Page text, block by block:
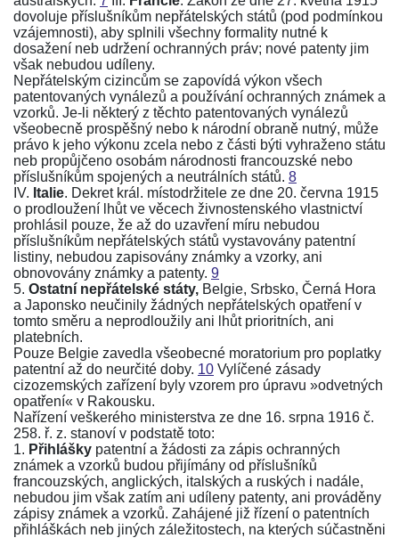
dovoluje příslušníkům nepřátelských států (pod podmínkou
vzájemnosti), aby splnili všechny formality nutné k
dosažení neb udržení ochranných práv; nové patenty jim
však nebudou udíleny.
Nepřátelským cizincům se zapovídá výkon všech
patentovaných vynálezů a používání ochranných známek a
vzorků. Je-li některý z těchto patentovaných vynálezů
všeobecně prospěšný nebo k národní obraně nutný, může
právo k jeho výkonu zcela nebo z části býti vyhraženo státu
neb propůjčeno osobám národnosti francouzské nebo
příslušníkům spojených a neutrálních států. 8
IV. Italie. Dekret král. místodržitele ze dne 20. června 1915
o prodloužení lhůt ve věcech živnostenského vlastnictví
prohlásil pouze, že až do uzavření míru nebudou
příslušníkům nepřátelských států vystavovány patentní
listiny, nebudou zapisovány známky a vzorky, ani
obnovovány známky a patenty. 9
5. Ostatní nepřátelské státy, Belgie, Srbsko, Černá Hora
a Japonsko neučinily žádných nepřátelských opatření v
tomto směru a neprodloužily ani lhůt prioritních, ani
platebních.
Pouze Belgie zavedla všeobecné moratorium pro poplatky
patentní až do neurčité doby. 10 Vylíčené zásady
cizozemských zařízení byly vzorem pro úpravu »odvetných
opatření« v Rakousku.
Nařízení veškerého ministerstva ze dne 16. srpna 1916 č.
258. ř. z. stanoví v podstatě toto:
1. Přihlášky patentní a žádosti za zápis ochranných
známek a vzorků budou přijímány od příslušníků
francouzských, anglických, italských a ruských i nadále,
nebudou jim však zatím ani udíleny patenty, ani prováděny
zápisy známek a vzorků. Zahájené již řízení o patentních
přihláškách neb jiných záležitostech, na kterých súčastněni